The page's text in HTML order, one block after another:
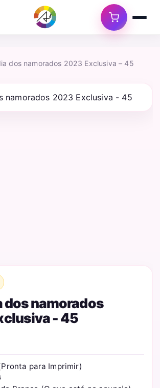
dos namorados 2023 Exclusiva – 45
dos namorados
- 45
para Imprimir)